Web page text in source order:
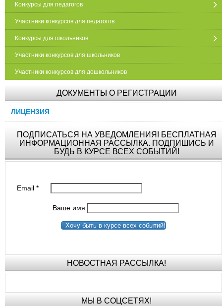
Конкурсы для педагогов
Участники конкурсов для педагогов
Конкурсы для школьников
Участники конкурсов для школьников
Участники конкурсов для дошкольников
ДОКУМЕНТЫ О РЕГИСТРАЦИИ
ЛИЦЕНЗИЯ
ПОДПИСАТЬСЯ НА УВЕДОМЛЕНИЯ! БЕСПЛАТНАЯ
ИНФОРМАЦИОННАЯ РАССЫЛКА. ПОДПИШИСЬ И
БУДЬ В КУРСЕ ВСЕХ СОБЫТИЙ!
Email*
Ваше имя
Хочу быть в курсе всех событий!
НОВОСТНАЯ РАССЫЛКА!
МЫ В СОЦСЕТЯХ!